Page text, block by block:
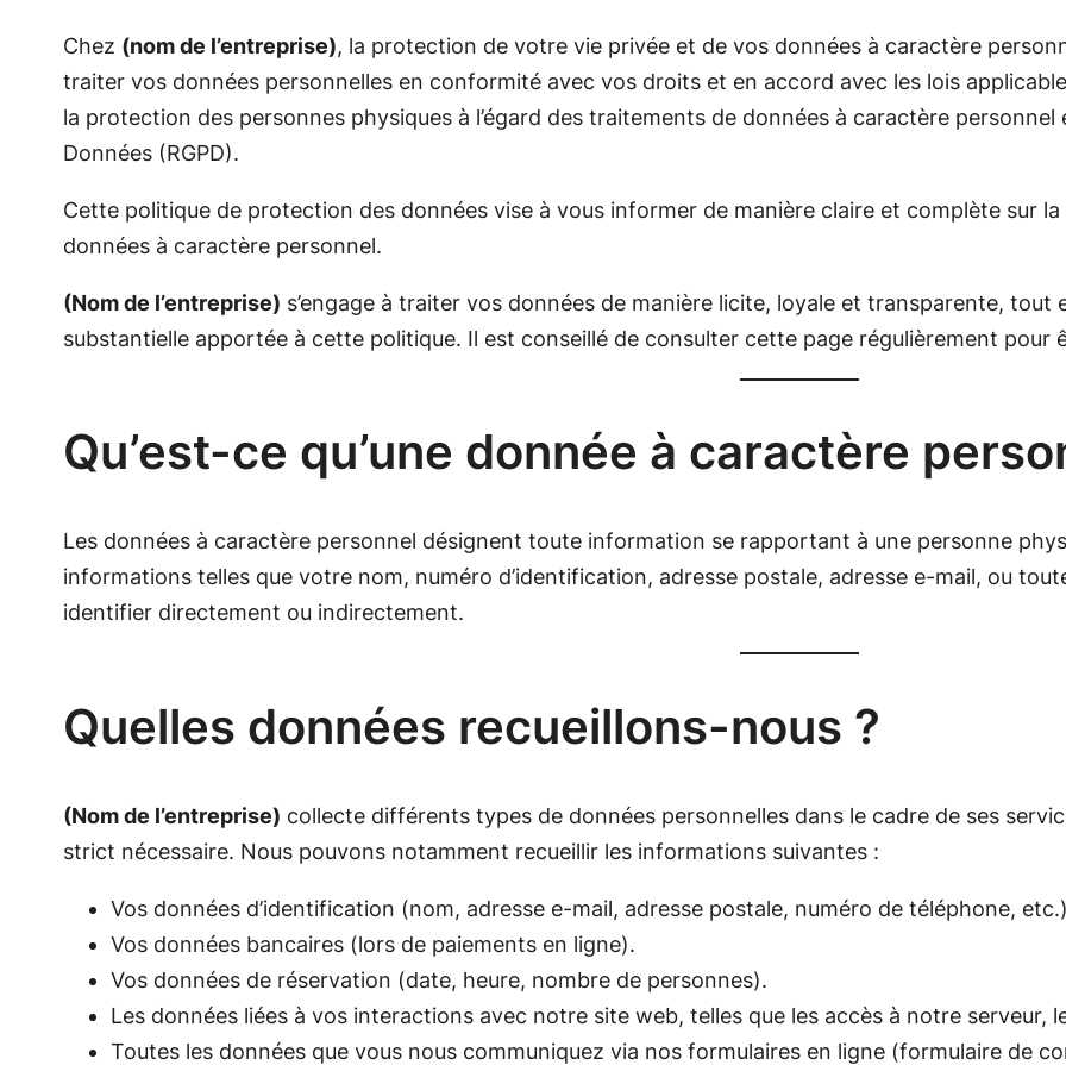
Chez (nom de l’entreprise), la protection de votre vie privée et de vos données à caractère
traiter vos données personnelles en conformité avec vos droits et en accord avec les lois
la protection des personnes physiques à l’égard des traitements de données à caractère
Données (RGPD).
Cette politique de protection des données vise à vous informer de manière claire et complète sur
données à caractère personnel.
(Nom de l’entreprise) s’engage à traiter vos données de manière licite, loyale et transparente,
substantielle apportée à cette politique. Il est conseillé de consulter cette page régulièrement pour
Qu’est-ce qu’une donnée à caractère
Les données à caractère personnel désignent toute information se rapportant à une personne
informations telles que votre nom, numéro d’identification, adresse postale, adresse e-mail, ou
identifier directement ou indirectement.
Quelles données recueillons-nous ?
(Nom de l’entreprise) collecte différents types de données personnelles dans le cadre de ses
strict nécessaire. Nous pouvons notamment recueillir les informations suivantes :
Vos données d’identification (nom, adresse e-mail, adresse postale, numéro de téléphone,
Vos données bancaires (lors de paiements en ligne).
Vos données de réservation (date, heure, nombre de personnes).
Les données liées à vos interactions avec notre site web, telles que les accès à notre serveur,
Toutes les données que vous nous communiquez via nos formulaires en ligne (formulaire de